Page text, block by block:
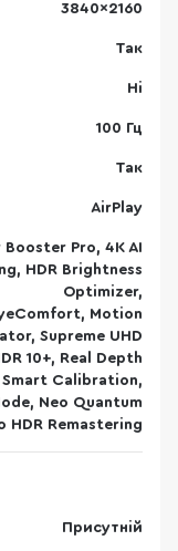
3840×2160
Так
Ні
100 Гц
Так
AirPlay
Booster Pro, 4K AI
HDR Brightness
Optimizer,
Motion
Supreme UHD
10+, Real Depth
Smart Calibration,
Neo Quantum
HDR Remastering
Присутній